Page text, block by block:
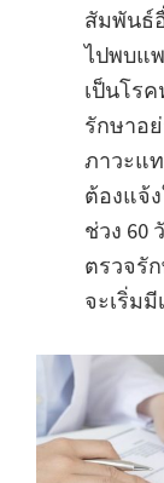
สัมพันธ์
ไปพบแ
เป็นโร
รักษาอ
ภาวะแ
ต้องแจ้
ช่วง 60
ตรวจรั
จะเริ่ม